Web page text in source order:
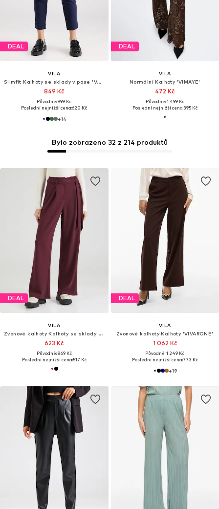
DEAL
VILA
Slimfit Kalhoty se sklady v pase 'Varone'
849 Kč
Původně: 999 Kč
Poslední nejnižší cena:620 Kč
+14
DEAL
VILA
Normální Kalhoty 'VIMAYE'
472 Kč
Původně: 1 499 Kč
Poslední nejnižší cena:395 Kč
Bylo zobrazeno 32 z 214 produktů
DEAL
VILA
Zvonové kalhoty Kalhoty se sklady v pase 'VIHilda'
623 Kč
Původně: 869 Kč
Poslední nejnižší cena:517 Kč
DEAL
VILA
Zvonové kalhoty Kalhoty 'VIVARONE'
1 062 Kč
Původně: 1 249 Kč
Poslední nejnižší cena:773 Kč
+19